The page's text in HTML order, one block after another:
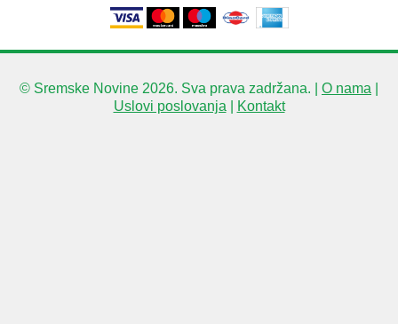
© Sremske Novine 2026. Sva prava zadržana. | O nama
Uslovi poslovanja
Kontakt